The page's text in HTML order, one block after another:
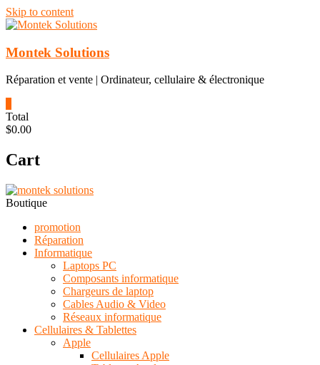
Skip to content
Montek Solutions
Réparation et vente | Ordinateur, cellulaire & électronique
Total
$0.00
Cart
Boutique
promotion
Réparation
Informatique
Laptops PC
Composants informatique
Chargeurs de laptop
Cables Audio & Video
Réseaux informatique
Cellulaires & Tablettes
Apple
Cellulaires Apple